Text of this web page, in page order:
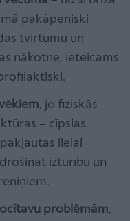
pakāpeniski
tvirtumu un
nākotnē, ieteicams
, jo fiziskās
– cīpslas,
lielai
izturību un
problēmām,